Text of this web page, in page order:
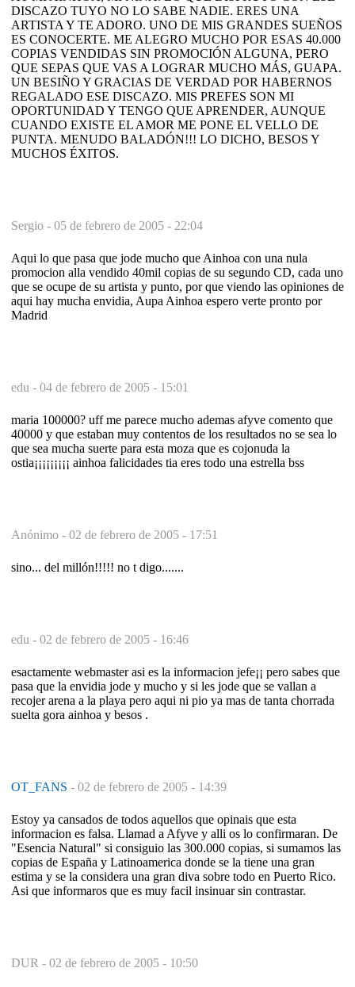
DISCAZO TUYO NO LO SABE NADIE. ERES UNA
ARTISTA Y TE ADORO. UNO DE MIS GRANDES SUEÑOS
ES CONOCERTE. ME ALEGRO MUCHO POR ESAS 40.000
COPIAS VENDIDAS SIN PROMOCIÓN ALGUNA, PERO
QUE SEPAS QUE VAS A LOGRAR MUCHO MÁS, GUAPA.
UN BESIÑO Y GRACIAS DE VERDAD POR HABERNOS
REGALADO ESE DISCAZO. MIS PREFES SON MI
OPORTUNIDAD Y TENGO QUE APRENDER, AUNQUE
CUANDO EXISTE EL AMOR ME PONE EL VELLO DE
PUNTA. MENUDO BALADÓN!!! LO DICHO, BESOS Y
MUCHOS ÉXITOS.
Sergio - 05 de febrero de 2005 - 22:04
Aqui lo que pasa que jode mucho que Ainhoa con una nula
promocion alla vendido 40mil copias de su segundo CD, cada uno
que se ocupe de su artista y punto, por que viendo las opiniones de
aqui hay mucha envidia, Aupa Ainhoa espero verte pronto por
Madrid
edu - 04 de febrero de 2005 - 15:01
maria 100000? uff me parece mucho ademas afyve comento que
40000 y que estaban muy contentos de los resultados no se sea lo
que sea mucha suerte para esta moza que es cojonuda la
ostia¡¡¡¡¡¡¡¡¡ ainhoa falicidades tia eres todo una estrella bss
Anónimo - 02 de febrero de 2005 - 17:51
sino... del millón!!!!! no t digo.......
edu - 02 de febrero de 2005 - 16:46
esactamente webmaster asi es la informacion jefe¡¡ pero sabes que
pasa que la envidia jode y mucho y si les jode que se vallan a
recojer arena a la playa pero aqui ni pio ya mas de tanta chorrada
suelta gora ainhoa y besos .
OT_FANS - 02 de febrero de 2005 - 14:39
Estoy ya cansados de todos aquellos que opinais que esta
informacion es falsa. Llamad a Afyve y alli os lo confirmaran. De
"Esencia Natural" si consiguio las 300.000 copias, si sumamos las
copias de España y Latinoamerica donde se la tiene una gran
estima y se la considera una gran diva sobre todo en Puerto Rico.
Asi que informaros que es muy facil insinuar sin contrastar.
DUR - 02 de febrero de 2005 - 10:50